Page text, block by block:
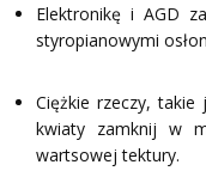
Elektronikę i AGD
styropianowymi
Ciężkie rzeczy,
kwiaty zamknij w
wartsowej tektury.